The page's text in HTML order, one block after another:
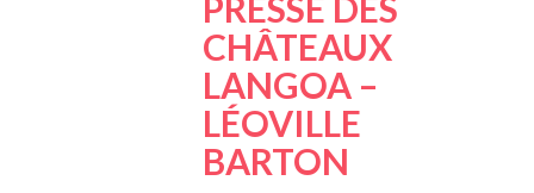
PRESSE DES
CHÂTEAUX
LANGOA –
LÉOVILLE
BARTON